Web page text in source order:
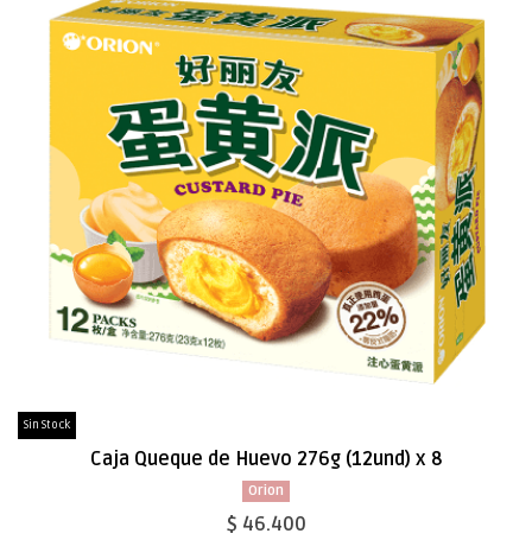
Sin Stock
Caja Queque de Huevo 276g (12und) x 8
Orion
$ 46.400